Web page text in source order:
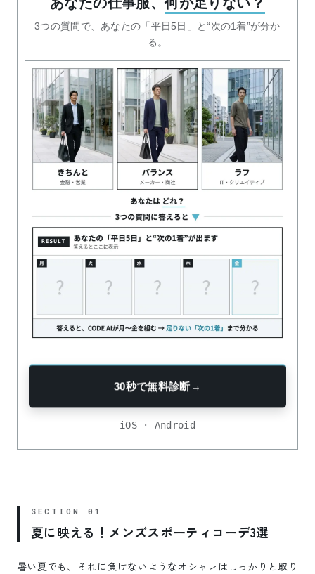
3つの質問で、あなたの「平日5日」と“次の1着”が分か
る。
30秒で無料診断 →
iOS · Android
夏に映える！メンズスポーティコーデ3選
暑い夏でも、それに負けないようなオシャレはしっかりと取り